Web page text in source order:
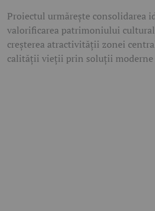
Proiectul urmărește consolidarea
valorificarea patrimoniului
creșterea atractivității zonei
calității vieții prin soluții moderne